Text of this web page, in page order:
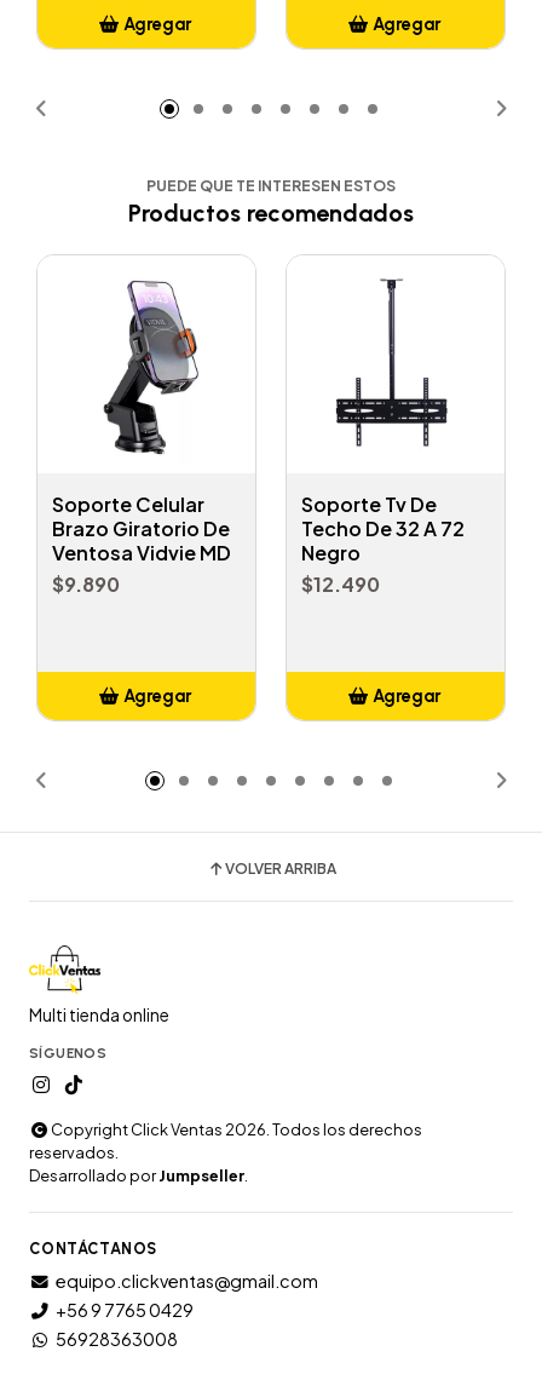
Agregar Agregar
PUEDE QUE TE INTERESEN ESTOS
Productos recomendados
Soporte Celular
Brazo Giratorio De
Ventosa Vidvie MD
$9.890
Agregar
Soporte Tv De
Techo De 32 A 72
Negro
$12.490
Agregar
VOLVER ARRIBA
Multi tienda online
SÍGUENOS
Copyright Click Ventas 2026. Todos los derechos
reservados.
Desarrollado porJumpseller
CONTÁCTANOS
equipo.clickventas@gmail.com
+56 9 7765 0429
56928363008